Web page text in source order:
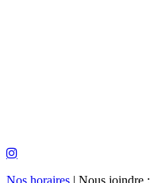
Nos horaires | Nous joindre :